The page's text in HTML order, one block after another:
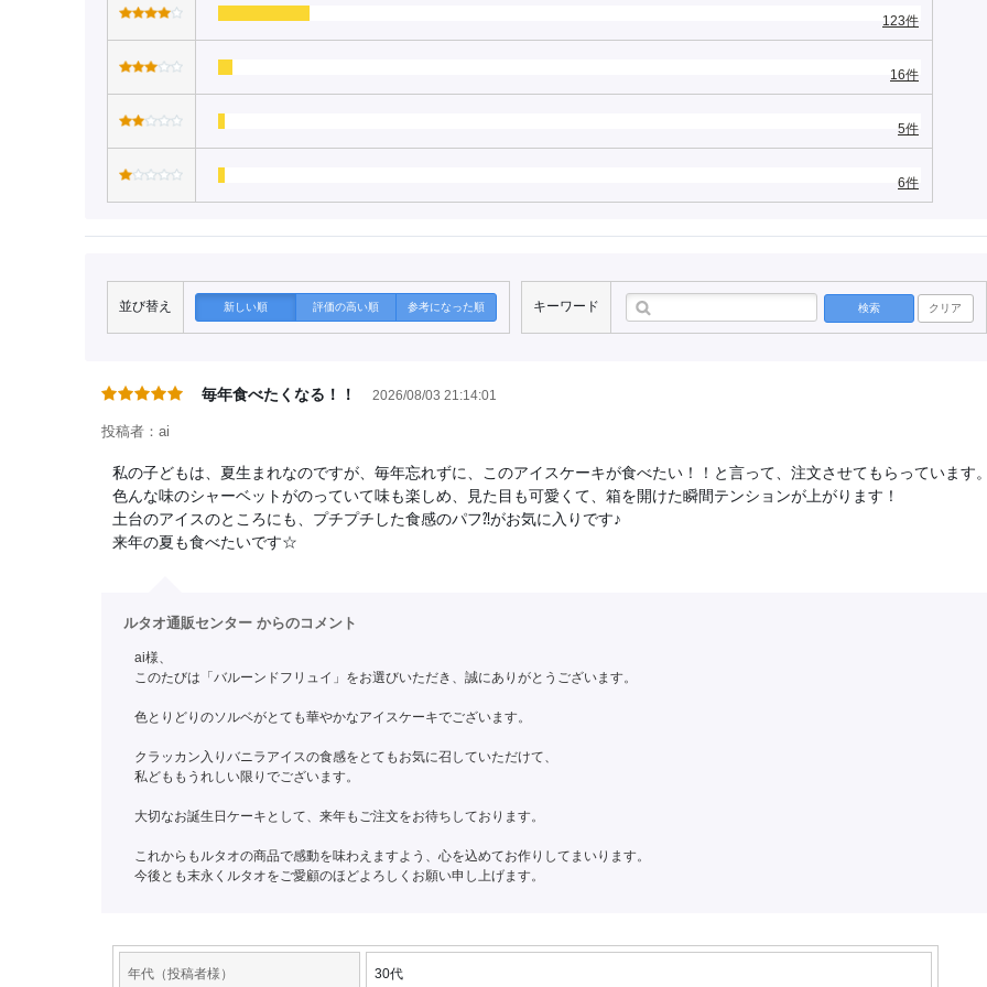
123件
16件
5件
6件
並び替え 新しい順 評価の高い順 参考になった順 キーワード 検索 クリア
毎年食べたくなる！！ 2026/08/03 21:14:01
投稿者：ai
私の子どもは、夏生まれなのですが、毎年忘れずに、このアイスケーキが食べたい！！と言って、注文させてもらっています
色んな味のシャーベットがのっていて味も楽しめ、見た目も可愛くて、箱を開けた瞬間テンションが上がります！
土台のアイスのところにも、プチプチした食感のパフ⁈がお気に入りです♪
来年の夏も食べたいです☆
ルタオ通販センター からのコメント
ai様、
このたびは「バルーンドフリュイ」をお選びいただき、誠にありがとうございます。
色とりどりのソルベがとても華やかなアイスケーキでございます。
クラッカン入りバニラアイスの食感をとてもお気に召していただけて、
私どももうれしい限りでございます。
大切なお誕生日ケーキとして、来年もご注文をお待ちしております。
これからもルタオの商品で感動を味わえますよう、心を込めてお作りしてまいります。
今後とも末永くルタオをご愛顧のほどよろしくお願い申し上げます。
年代（投稿者様） 30代